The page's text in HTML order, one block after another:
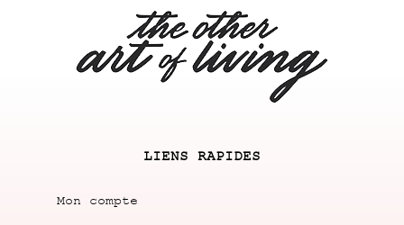
LIENS RAPIDES
Mon compte